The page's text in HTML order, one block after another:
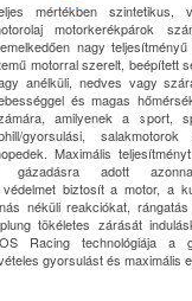
mértékben szintetikus,
motorkerékpárok
nagy
motorral szerelt, beépített
anélküli, nedves vagy
és magas
amilyenek a sport,
gyorsulási,
Maximális
adott
védelmet biztosít a motor, a
néküli reakciókat,
tökéletes zárását
Racing technológiája a
gyorsulást és maximális